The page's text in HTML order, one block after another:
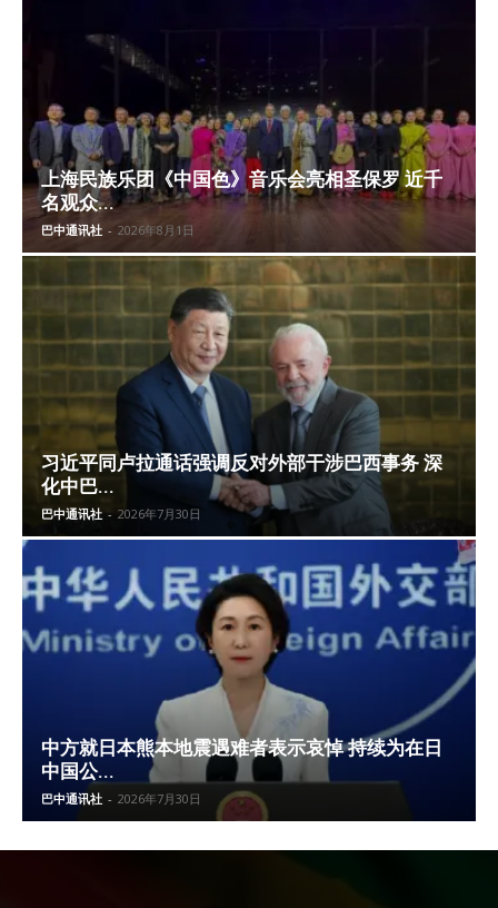
上海民族乐团《中国色》音乐会亮相圣保罗 近千
名观众...
巴中通讯社 - 2026年8月1日
习近平同卢拉通话强调反对外部干涉巴西事务 深
化中巴...
巴中通讯社 - 2026年7月30日
中方就日本熊本地震遇难者表示哀悼 持续为在日
中国公...
巴中通讯社 - 2026年7月30日